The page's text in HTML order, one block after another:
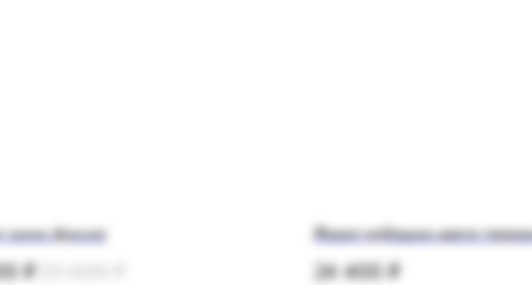
мини фуксия
₽
Жакет-рубашка цвета
24 400 ₽